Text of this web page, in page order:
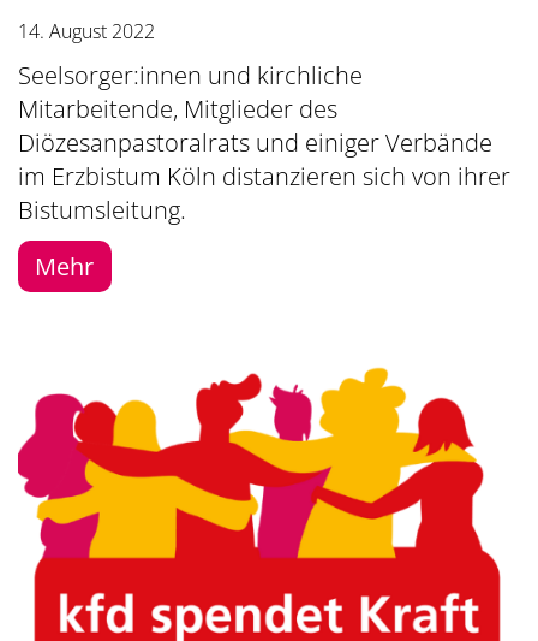
14. August 2022
Seelsorger:innen und kirchliche
Mitarbeitende, Mitglieder des
Diözesanpastoralrats und einiger Verbände
im Erzbistum Köln distanzieren sich von ihrer
Bistumsleitung.
Mehr